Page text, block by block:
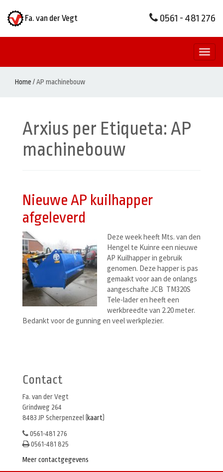
Fa. van der Vegt 0561 - 481 276
Home /AP machinebouw
Arxius per Etiqueta: AP
machinebouw
Nieuwe AP kuilhapper
afgeleverd
Deze week heeft Mts. van den
Hengel te Kuinre een nieuwe
AP Kuilhapper in gebruik
genomen. Deze happer is pas
gemaakt voor aan de onlangs
aangeschafte JCB TM320S
Tele-lader en heeft een
werkbreedte van 2.20 meter.
Bedankt voor de gunning en veel werkplezier.
Contact
Fa. van der Vegt
Grindweg 264
8483 JP Scherpenzeel (
kaart
0561-481 276
0561-481 825
Meer contactgegevens